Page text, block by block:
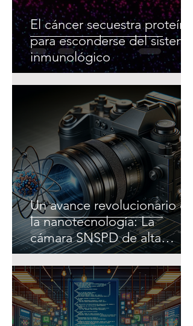
El cáncer secuestra proteínas
para esconderse del sistema
inmunológico
Un avance revolucionario en
la nanotecnología: La
cámara SNSPD de alta
resolución